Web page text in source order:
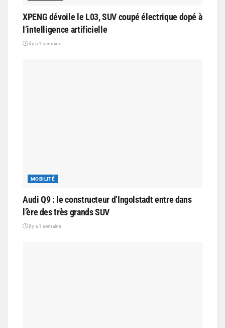
XPENG dévoile le L03, SUV coupé électrique dopé à
l’intelligence artificielle
il y a 1 semaine
MOBILITÉ
Audi Q9 : le constructeur d’Ingolstadt entre dans
l’ère des très grands SUV
il y a 1 semaine